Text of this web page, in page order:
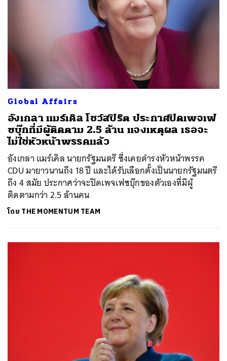
Global Affairs
อังเกลา แมร์เคิล โชว์สปิริต ประกาศปิดเพจเฟ
ซบุ๊กที่มีผู้ติดตาม 2.5 ล้าน แจงเหตุผล เธอจะ
ไม่ใช่หัวหน้าพรรคแล้ว
อังเกลา แมร์เคิล นายกรัฐมนตรี ซึ่งเคยดำรงหัวหน้าพรรค
CDU มายาวนานถึง 18 ปี และได้รับเลือกตั้งเป็นนายกรัฐมนตรี
ถึง 4 สมัย ประกาศว่าจะปิดเพจเฟซบุ๊กของตัวเองที่มีผู้
ติดตามกว่า 2.5 ล้านคน
โดย THE MOMENTUM TEAM
SHARE